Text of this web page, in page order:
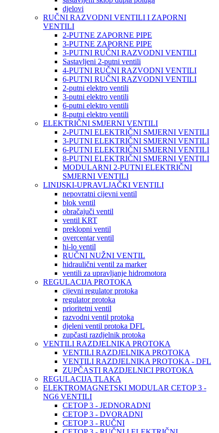
djelovi
RUČNI RAZVODNI VENTILI I ZAPORNI
VENTILI
2-PUTNE ZAPORNE PIPE
3-PUTNE ZAPORNE PIPE
3-PUTNI RUČNI RAZVODNI VENTILI
Sastavljeni 2-putni ventili
4-PUTNI RUČNI RAZVODNI VENTILI
6-PUTNI RUČNI RAZVODNI VENTILI
2-putni elektro ventili
3-putni elektro ventili
6-putni elektro ventili
8-putni elektro ventili
ELEKTRIČNI SMJERNI VENTILI
2-PUTNI ELEKTRIČNI SMJERNI VENTILI
3-PUTNI ELEKTRIČNI SMJERNI VENTILI
6-PUTNI ELEKTRIČNI SMJERNI VENTILI
8-PUTNI ELEKTRIČNI SMJERNI VENTILI
MODULARNI 2-PUTNI ELEKTRIČNI
SMJERNI VENTILI
LINIJSKI-UPRAVLJAČKI VENTILI
nepovratni cijevni ventil
blok ventil
obračajuči ventil
ventil KRT
preklopni ventil
overcentar ventil
hi-lo ventil
RUČNI NUŽNI VENTIL
hidraulični ventil za marker
ventili za upravljanje hidromotora
REGULACIJA PROTOKA
cijevni regulator protoka
regulator protoka
prioritetni ventil
razvodni ventil protoka
djeleni ventil protoka DFL
zupčasti razdjelnik protoka
VENTILI RAZDJELNIKA PROTOKA
VENTILI RAZDJELNIKA PROTOKA
VENTILI RAZDJELNIKA PROTOKA - DFL
ZUPČASTI RAZDJELNICI PROTOKA
REGULACIJA TLAKA
ELEKTROMAGNETSKI MODULAR CETOP 3 -
NG6 VENTILI
CETOP 3 - JEDNORADNI
CETOP 3 - DVORADNI
CETOP 3 - RUČNI